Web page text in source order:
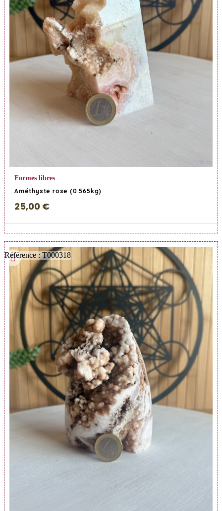
Formes libres
Améthyste rose (0.565kg)
25,00 €
Référence : T000318